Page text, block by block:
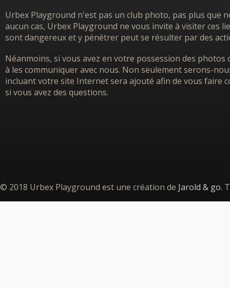
Urbex Playground n'est pas un club photo, pas plus que
aucun cas, Urbex Playground ne vous invite à visiter ces
sont dangereux et y pénétrer peut se résulter par des
Néanmoins, si vous avez en votre possession des
à les communiquer avec nous. Non seulement serons-
incluant votre site Internet sera ajouté afin de vous faire
si vous avez des questions.
© 2018 Urbex Playground est une création de Jarold & go.